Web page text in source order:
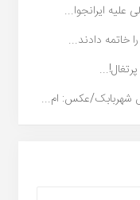
علیه ایرانجوا...
خاتمه دادند...
شهربابک/عکس: ام...